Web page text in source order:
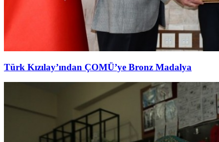
Türk Kızılay’ından ÇOMÜ’ye Bronz Madalya